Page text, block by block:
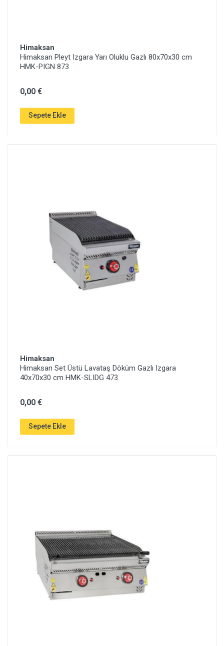
Himaksan
Himaksan Pleyt Izgara Yarı Oluklu Gazlı 80x70x30 cm
HMK-PIGN 873
0,00 €
Sepete Ekle
Himaksan
Himaksan Set Üstü Lavataş Döküm Gazlı Izgara
40x70x30 cm HMK-SLIDG 473
0,00 €
Sepete Ekle